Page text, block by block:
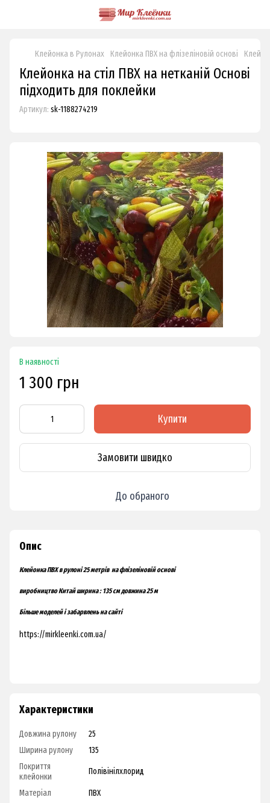
Клейонка в Рулонах Клейонка ПВХ на флізеліновій основі
Клейонка на стіл ПВХ на нетканій Основі
підходить для поклейки
Артикул: sk-1188274219
В наявності
1 300 грн
Купити
Замовити швидко
До обраного
Опис
Клейонка ПВХ в рулоні 25 метрів на флізеліновій основі
виробництво Китайширина : 135 смдовжина 25 м
Більше моделей і забарвлень на сайті
https://mirkleenki.com.ua/
Характеристики
Довжина рулону
25
Ширина рулону
135
Покриття
клейонки
Полівінілхлорид
Матеріал
ПВХ